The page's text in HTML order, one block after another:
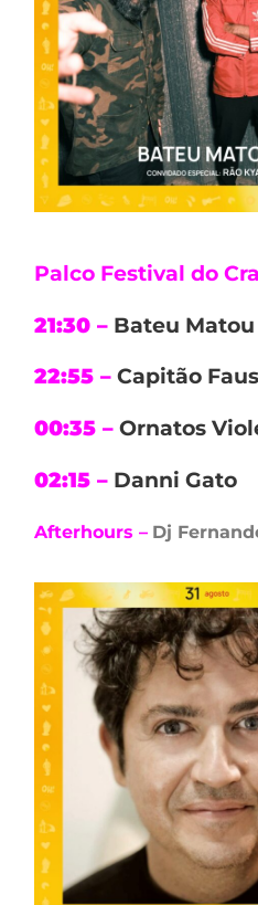
Palco Festival do
21:30 – Bateu
22:55 – Capitão
00:35 – Ornatos
02:15 – Danni Gato
Afterhours – Dj